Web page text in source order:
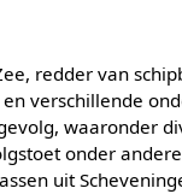
redder van
verschillende
waaronder
onder
uit